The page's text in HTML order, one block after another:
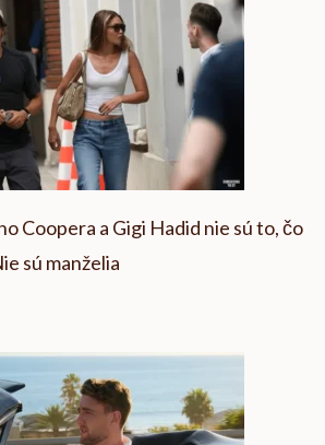
Coopera a Gigi Hadid nie sú to, čo
sú manželia